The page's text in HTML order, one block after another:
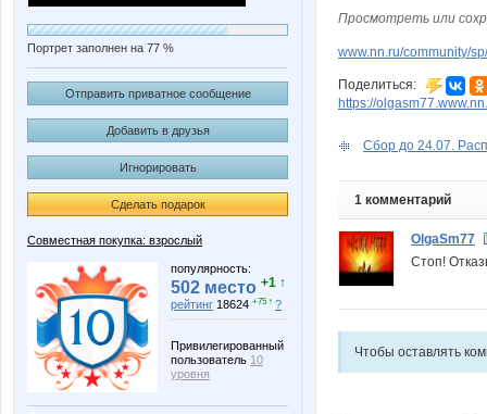
Портрет заполнен на 77 %
Отправить приватное сообщение
Добавить в друзья
Игнорировать
Сделать подарок
Совместная покупка: взрослый
популярность:
502 место +1 ↑
рейтинг 18624 +75 ↑ ?
Привилегированный
пользователь 10
уровня
Просмотреть или
www.nn.ru/community/
Поделиться:
https://
Сбор до 24.07.
1 комментарий
OlgaSm77
Стоп!
Чтобы оставлять